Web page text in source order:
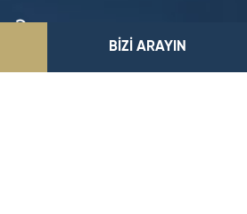
BİZİ ARAYIN